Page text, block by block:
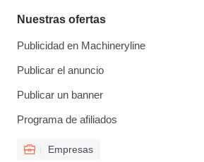
Nuestras ofertas
Publicidad en Machineryline
Publicar el anuncio
Publicar un banner
Programa de afiliados
Empresas